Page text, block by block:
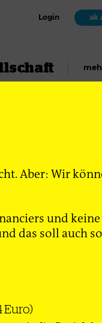
Login ak
Ebert-Stiftung
Aber: Wir
und keine
das soll auch so
Euro)